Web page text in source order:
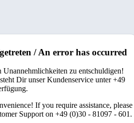
/ An error has occurred
Unannehmlichkeiten zu entschuldigen!
Dir unser Kundenservice unter +49
If you require assistance, please
Support on +49 (0)30 - 81097 - 601.